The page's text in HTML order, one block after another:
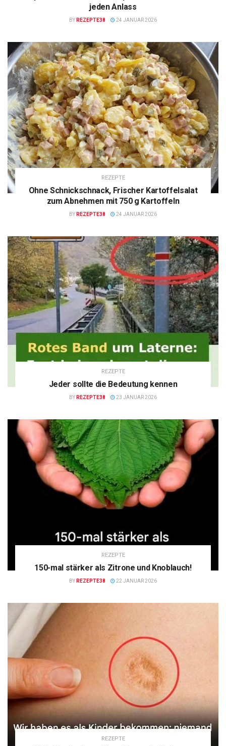
jeden Anlass
BY REZEPTE38 24 JANUAR 2026
REZEPTE
Ohne Schnickschnack, Frischer Kartoffelsalat
zum Abnehmen mit 750 g Kartoffeln
BY REZEPTE38 24 JANUAR 2026
REZEPTE
Jeder sollte die Bedeutung kennen
BY REZEPTE38 23 JANUAR 2026
REZEPTE
150-mal stärker als Zitrone und Knoblauch!
BY REZEPTE38 22 JANUAR 2026
REZEPTE